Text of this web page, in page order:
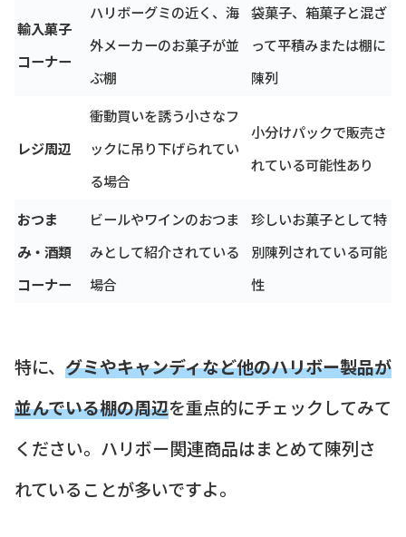
輸入菓子
コーナー
ハリボーグミの近く、海
外メーカーのお菓子が並
ぶ棚
袋菓子、箱菓子と混ざ
って平積みまたは棚に
陳列
レジ周辺
衝動買いを誘う小さなフ
ックに吊り下げられてい
る場合
小分けパックで販売さ
れている可能性あり
おつま
み・酒類
コーナー
ビールやワインのおつま
みとして紹介されている
場合
珍しいお菓子として特
別陳列されている可能
性
特に、 グミやキャンディなど他のハリボー製品が
並んでいる棚の周辺を重点的にチェックしてみて
ください。ハリボー関連商品はまとめて陳列さ
れていることが多いですよ。